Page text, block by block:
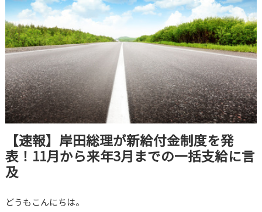
【速報】岸田総理が新給付金制度を発
表！11月から来年3月までの一括支給に言
及
どうもこんにちは。